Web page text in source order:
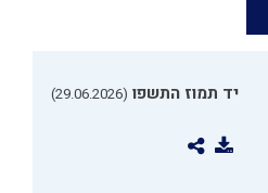
יד תמוז התשפו (29.06.2026)